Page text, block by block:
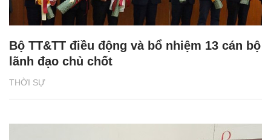
THỜI SỰ
Bộ TT&TT điều động và bổ nhiệm 13 cán bộ
lãnh đạo chủ chốt